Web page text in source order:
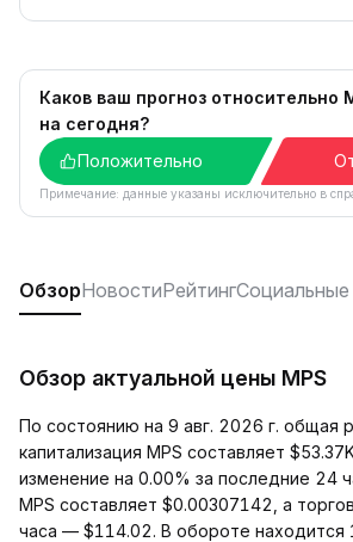
Каков ваш прогноз относительно
на сегодня?
Положительно
Примечание: данные указаны исключительно в
ОбзорНовостиРейтингСоциальные
Обзор актуальной цены MPS
По состоянию на 9 авг. 2026 г. общая
капитализация MPS составляет
изменение на 0.00% за последние 24
MPS составляет $0.00307142, а
часа — $114.02. В обороте находится